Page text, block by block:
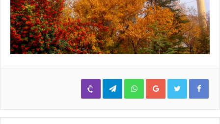
Google+
WhatsApp
Telegram
Viber